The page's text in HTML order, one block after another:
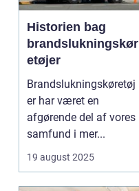
Historien bag
brandslukningskør
etøjer
Brandslukningskøretøj
er har været en
afgørende del af vores
samfund i mer...
19 august 2025